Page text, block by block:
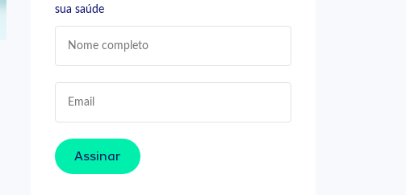
sua saúde
Assinar